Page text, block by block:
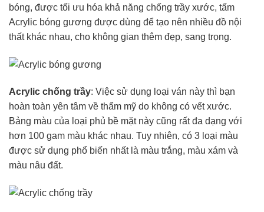
bóng, được tối ưu hóa khả năng chống trầy xước, tấm
Acrylic bóng gương được dùng để tạo nên nhiều đồ nội
thất khác nhau, cho không gian thêm đẹp, sang trọng.
Acrylic chống trầy: Việc sử dụng loại ván này thì bạn
hoàn toàn yên tâm về thẩm mỹ do không có vết xước.
Bảng màu của loại phủ bề mặt này cũng rất đa dạng với
hơn 100 gam màu khác nhau. Tuy nhiên, có 3 loại màu
được sử dụng phổ biến nhất là màu trắng, màu xám và
màu nâu đất.